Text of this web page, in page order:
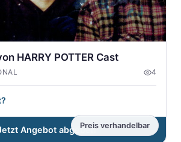
Preis verhandelbar
HARRY POTTER Cast
4
Angebot abgeben